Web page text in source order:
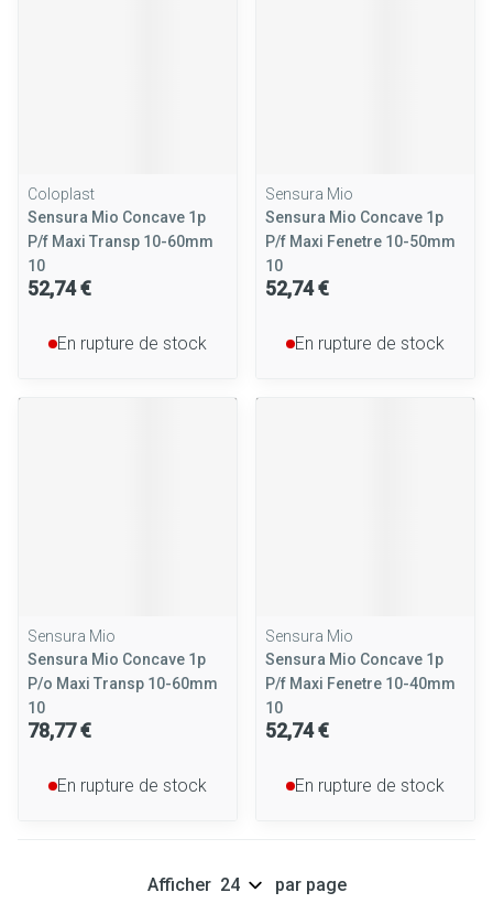
Coloplast
Sensura Mio Concave 1p
P/f Maxi Transp 10-60mm
10
52,74 €
En rupture de stock
Sensura Mio
Sensura Mio Concave 1p
P/f Maxi Fenetre 10-50mm
10
52,74 €
En rupture de stock
Sensura Mio
Sensura Mio Concave 1p
P/o Maxi Transp 10-60mm
10
78,77 €
En rupture de stock
Sensura Mio
Sensura Mio Concave 1p
P/f Maxi Fenetre 10-40mm
10
52,74 €
En rupture de stock
Afficher par page